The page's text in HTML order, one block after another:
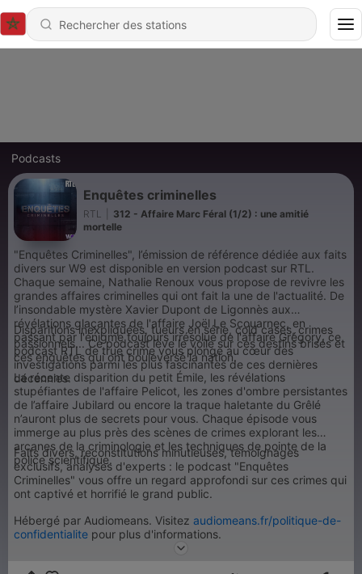
Podcasts
Enquêtes criminelles
RTL
312 - Affaire Marc Féral (1/2) : une amitié
mortelle
"Enquêtes Criminelles", l’émission de référence dédiée aux faits
divers sur W9 est disponible en version podcast sur RTL.
Chaque semaine, Nathalie Renoux vous propose de revivre les
grandes affaires criminelles qui ont fait la une de l'actualité. De
l’insondable mystère Xavier Dupont de Ligonnès aux
révélations glaçantes de l'affaire Joël Le Scouarnec, en
passant par l'énigme toujours irrésolue de l'affaire Grégory, ce
podcast RTL de true crime vous plonge au cœur des
investigations parmi les plus fascinantes de ces dernières
décennies.
Disparitions inexpliquées, tueurs en série, cold cases, crimes
passionnels... Ce podcast lève le voile sur ces destins brisés et
ces enquêtes qui ont bouleversé la nation.
La récente disparition du petit Émile, les révélations
stupéfiantes de l'affaire Pelicot, les zones d'ombre persistantes
de l’affaire Jubilard ou encore la traque haletante du Grêlé
n’auront plus de secrets pour vous. Chaque épisode vous
immerge au plus près des scènes de crimes explorant les
arcanes de la criminologie et les techniques de pointe de la
police scientifique.
Faits divers, reconstitutions minutieuses, témoignages
exclusifs, analyses d'experts : le podcast "Enquêtes
Criminelles" vous offre un regard approfondi sur ces crimes qui
ont captivé et horrifié le grand public.
Hébergé par Audiomeans. Visitez audiomeans.fr/politique-de-
confidentialite pour plus d'informations.